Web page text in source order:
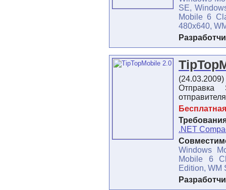
SE,
Mobile 6
480x640,
(24.03.2009)
отправителя
.NET
Windows
Mobile 6
Edition, WM